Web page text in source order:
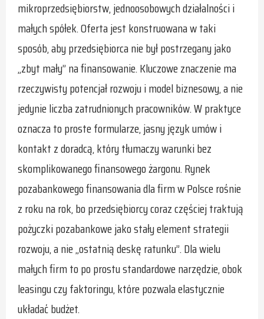
mikroprzedsiębiorstw, jednoosobowych działalności i
małych spółek. Oferta jest konstruowana w taki
sposób, aby przedsiębiorca nie był postrzegany jako
„zbyt mały” na finansowanie. Kluczowe znaczenie ma
rzeczywisty potencjał rozwoju i model biznesowy, a nie
jedynie liczba zatrudnionych pracowników. W praktyce
oznacza to proste formularze, jasny język umów i
kontakt z doradcą, który tłumaczy warunki bez
skomplikowanego finansowego żargonu. Rynek
pozabankowego finansowania dla firm w Polsce rośnie
z roku na rok, bo przedsiębiorcy coraz częściej traktują
pożyczki pozabankowe jako stały element strategii
rozwoju, a nie „ostatnią deskę ratunku”. Dla wielu
małych firm to po prostu standardowe narzędzie, obok
leasingu czy faktoringu, które pozwala elastycznie
układać budżet.